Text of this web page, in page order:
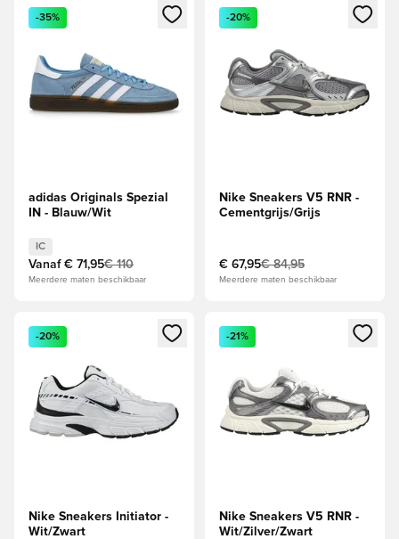
Opent een venster om in te loggen of je aan te melden als
-35%
adidas Originals Spezial
IN - Blauw/Wit
IC
Vanaf € 71,95€ 110
Meerdere maten beschikbaar
Opent een venster om in te
-20%
Nike Sneakers V5 RNR -
Cementgrijs/Grijs
€ 67,95€ 84,95
Meerdere maten beschikbaar
Opent een venster om in te loggen of je aan te melden als
-20%
Nike Sneakers Initiator -
Wit/Zwart
Opent een venster om in te
-21%
Nike Sneakers V5 RNR -
Wit/Zilver/Zwart